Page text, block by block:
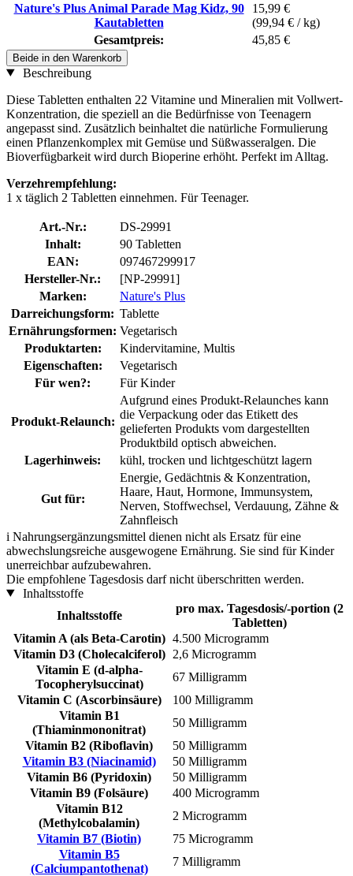
Nature's Plus Animal Parade Mag Kidz, 90
Kautabletten
15,99 €
(99,94 € / kg)
Gesamtpreis:
45,85 €
Beide in den Warenkorb
Beschreibung
Diese Tabletten enthalten 22 Vitamine und Mineralien mit Vollwert-
Konzentration, die speziell an die Bedürfnisse von Teenagern
angepasst sind. Zusätzlich beinhaltet die natürliche Formulierung
einen Pflanzenkomplex mit Gemüse und Süßwasseralgen. Die
Bioverfügbarkeit wird durch Bioperine erhöht. Perfekt im Alltag.
Verzehrempfehlung:
1 x täglich 2 Tabletten einnehmen. Für Teenager.
Art.-Nr.:
DS-29991
Inhalt:
90 Tabletten
EAN:
097467299917
Hersteller-Nr.:
[NP-29991]
Marken:
Nature's Plus
Darreichungsform: Tablette
Ernährungsformen: Vegetarisch
Produktarten:
Kindervitamine, Multis
Eigenschaften:
Vegetarisch
Für wen?:
Für Kinder
Produkt-Relaunch:
Aufgrund eines Produkt-Relaunches kann
die Verpackung oder das Etikett des
gelieferten Produkts vom dargestellten
Produktbild optisch abweichen.
Lagerhinweis:
kühl, trocken und lichtgeschützt lagern
Gut für:
Energie, Gedächtnis & Konzentration,
Haare, Haut, Hormone, Immunsystem,
Nerven, Stoffwechsel, Verdauung, Zähne &
Zahnfleisch
i Nahrungsergänzungsmittel dienen nicht als Ersatz für eine
abwechslungsreiche ausgewogene Ernährung. Sie sind für Kinder
unerreichbar aufzubewahren.
Die empfohlene Tagesdosis darf nicht überschritten werden.
Inhaltsstoffe
Inhaltsstoffe
pro max. Tagesdosis/-portion (2
Tabletten)
Vitamin A (als Beta-Carotin) 4.500 Microgramm
Vitamin D3 (Cholecalciferol)
2,6 Microgramm
Vitamin E (d-alpha-
Tocopherylsuccinat)
67 Milligramm
Vitamin C (Ascorbinsäure)
100 Milligramm
Vitamin B1
(Thiaminmononitrat)
50 Milligramm
Vitamin B2 (Riboflavin)
50 Milligramm
Vitamin B3 (Niacinamid)
50 Milligramm
Vitamin B6 (Pyridoxin)
50 Milligramm
Vitamin B9 (Folsäure)
400 Microgramm
Vitamin B12
(Methylcobalamin)
2 Microgramm
Vitamin B7 (Biotin)
75 Microgramm
Vitamin B5
(Calciumpantothenat)
7 Milligramm